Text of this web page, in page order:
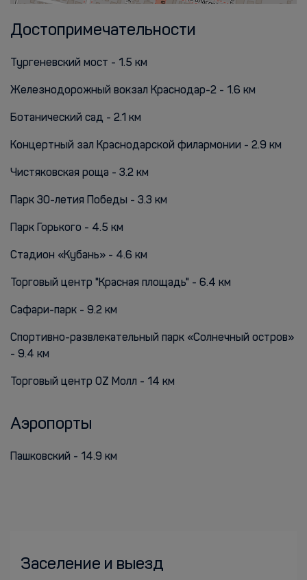
Достопримечательности
Тургеневский мост - 1.5 км
Железнодорожный вокзал Краснодар-2 - 1.6 км
Ботанический сад - 2.1 км
Концертный зал Краснодарской филармонии - 2.9 км
Чистяковская роща - 3.2 км
Парк 30-летия Победы - 3.3 км
Парк Горького - 4.5 км
Стадион «Кубань» - 4.6 км
Торговый центр "Красная площадь" - 6.4 км
Сафари-парк - 9.2 км
Спортивно-развлекательный парк «Солнечный остров»
- 9.4 км
Торговый центр OZ Молл - 14 км
Аэропорты
Пашковский - 14.9 км
Заселение и выезд